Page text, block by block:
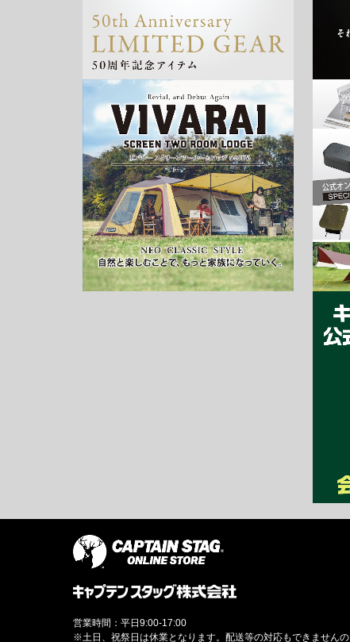
営業時間：平日9:00-17:00
※土日、祝祭日は休業となります。配送等の対応もできませんの